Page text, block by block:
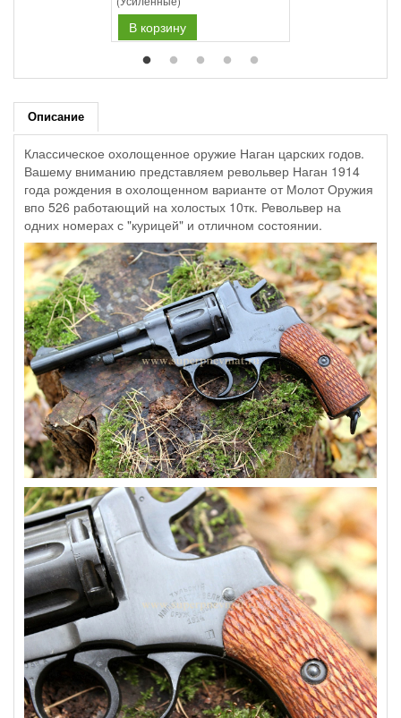
В корзину
Описание
Классическое охолощенное оружие Наган царских годов.
Вашему вниманию представляем револьвер Наган 1914
года рождения в охолощенном варианте от Молот Оружия
впо 526 работающий на холостых 10тк. Револьвер на
одних номерах с "курицей" и отличном состоянии.